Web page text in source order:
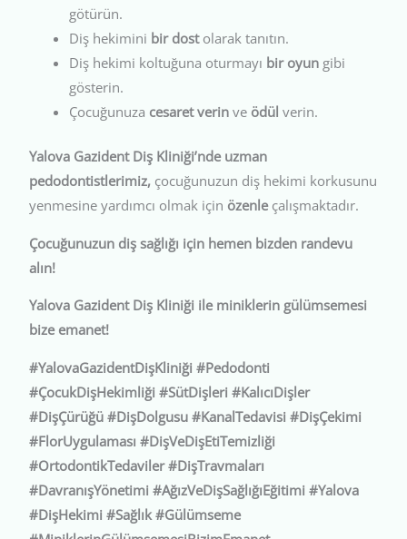
götürün.
Diş hekimini bir dostolarak tanıtın.
Diş hekimi koltuğuna oturmayı bir oyun gibi
gösterin.
Çocuğunuza cesaret verin ve ödül verin.
Yalova Gazident Diş Kliniği’nde uzman
pedodontistlerimiz, çocuğunuzun diş hekimi korkusunu
yenmesine yardımcı olmak için özenleçalışmaktadır.
Çocuğunuzun diş sağlığı için hemen bizden randevu
alın!
Yalova Gazident Diş Kliniği ile miniklerin gülümsemesi
bize emanet!
#YalovaGazidentDişKliniği #Pedodonti
#ÇocukDişHekimliği #SütDişleri #KalıcıDişler
#DişÇürüğü #DişDolgusu #KanalTedavisi #DişÇekimi
#FlorUygulaması #DişVeDişEtiTemizliği
#OrtodontikTedaviler #DişTravmaları
#DavranışYönetimi #AğızVeDişSağlığıEğitimi #Yalova
#DişHekimi #Sağlık #Gülümseme